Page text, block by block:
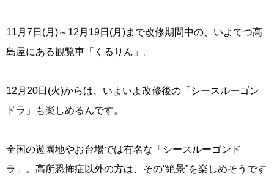
11月7日(月)～12月19日(月)まで改修期間中の、いよてつ高
島屋にある観覧車「くるりん」。
12月20日(火)からは、いよいよ改修後の「シースルーゴン
ドラ」も楽しめるんです。
全国の遊園地やお台場では有名な「シースルーゴンド
ラ」。高所恐怖症以外の方は、その“絶景”を楽しめそうです